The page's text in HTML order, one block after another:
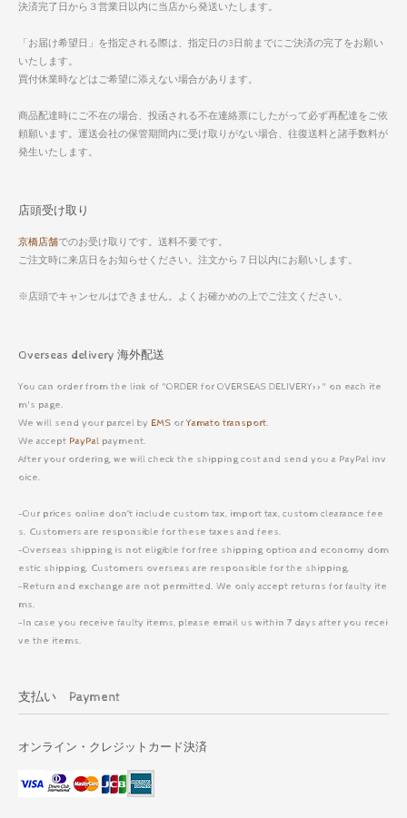
決済完了日から３営業日以内に当店から発送いたします。
「お届け希望日」を指定される際は、指定日の3日前までにご決済の完了をお願い
いたします。
買付休業時などはご希望に添えない場合があります。
商品配達時にご不在の場合、投函される不在連絡票にしたがって必ず再配達をご依
頼願います。運送会社の保管期間内に受け取りがない場合、往復送料と諸手数料が
発生いたします。
店頭受け取り
京橋店舗でのお受け取りです。送料不要です。
ご注文時に来店日をお知らせください。注文から７日以内にお願いします。
※店頭でキャンセルはできません。よくお確かめの上でご注文ください。
Overseas delivery 海外配送
You can order from the link of "ORDER for OVERSEAS DELIVERY>>" on each ite
m's page.
We will send your parcel by EMS orYamato transport.
We accept PayPal payment.
After your ordering, we will check the shipping cost and send you a PayPal inv
oice.
-Our prices online don’t include custom tax, import tax, custom clearance fee
s. Customers are responsible for these taxes and fees.
-Overseas shipping is not eligible for free shipping option and economy dom
estic shipping. Customers overseas are responsible for the shipping.
-Return and exchange are not permitted. We only accept returns for faulty ite
ms.
-In case you receive faulty items, please email us within 7 days after you recei
ve the items.
支払い Payment
オンライン・クレジットカード決済